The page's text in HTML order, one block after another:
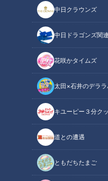
中日クラウンズ
中日ドラゴンズ関
花咲かタイムズ
太田×石井のデララ
キユーピー３分ク
道との遭遇
ともだちたまご
RadiChubu（ラジ
つボイノリオの聞け
食料品の値上げが続いてい
ると、昨年の飲食料品の値
化もあり、今年9月までの
います。暮らしに欠かせな
らない中で、私たちにでき
13日放送のＣＢＣラジオ『
では、つボイノリオと小高
上げ対策について解説します。
関連リンク この記事を